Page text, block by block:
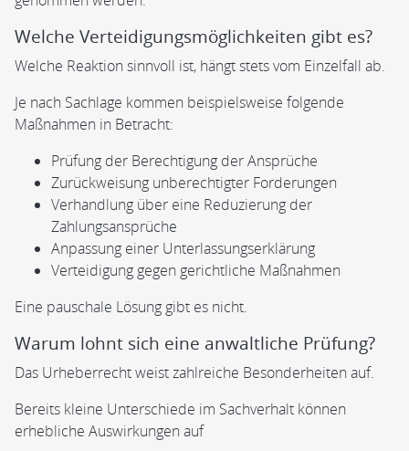
Welche Verteidigungsmöglichkeiten gibt es?
Welche Reaktion sinnvoll ist, hängt stets vom Einzelfall ab.
Je nach Sachlage kommen beispielsweise folgende
Maßnahmen in Betracht:
Prüfung der Berechtigung der Ansprüche
Zurückweisung unberechtigter Forderungen
Verhandlung über eine Reduzierung der
Zahlungsansprüche
Anpassung einer Unterlassungserklärung
Verteidigung gegen gerichtliche Maßnahmen
Eine pauschale Lösung gibt es nicht.
Warum lohnt sich eine anwaltliche Prüfung?
Das Urheberrecht weist zahlreiche Besonderheiten auf.
Bereits kleine Unterschiede im Sachverhalt können
erhebliche Auswirkungen auf